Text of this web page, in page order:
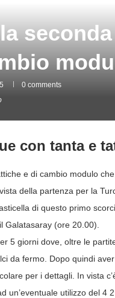
0 comments
con tanta e
e di cambio modulo
della partenza per la
di questo primo
Galatasaray (ore 20.00).
5 giorni dove, oltre le
da fermo. Dopo quindi
per i dettagli. In vista
un’eventuale utilizzo del